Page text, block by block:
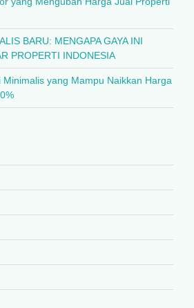
BARU: MENGAPA GAYA INI
PROPERTI INDONESIA
yang Mampu Naikkan Harga